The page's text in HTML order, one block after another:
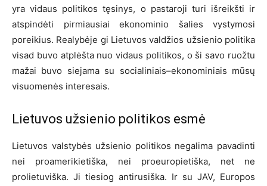
yra vidaus politikos tęsinys, o pastaroji turi išreikšti ir
atspindėti pirmiausiai ekonominio šalies vystymosi
poreikius. Realybėje gi Lietuvos valdžios užsienio politika
visad buvo atplėšta nuo vidaus politikos, o ši savo ruožtu
mažai buvo siejama su socialiniais–ekonominiais mūsų
visuomenės interesais.
Lietuvos užsienio politikos esmė
Lietuvos valstybės užsienio politikos negalima pavadinti
nei proamerikietiška, nei proeuropietiška, net ne
prolietuviška. Ji tiesiog antirusiška. Ir su JAV, Europos